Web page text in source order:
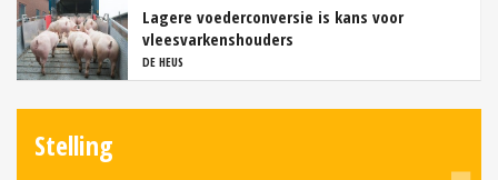
Lagere voederconversie is kans voor
vleesvarkenshouders
DE HEUS
Stelling